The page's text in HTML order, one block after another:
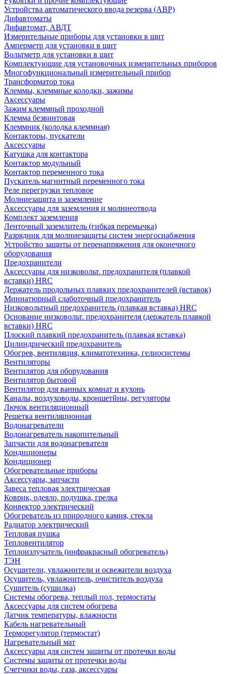
Устройства автоматического ввода резерва (АВР)
Дифавтоматы
Дифавтомат, АВДТ
Измерительные приборы для установки в щит
Амперметр для установки в щит
Вольтметр для установки в щит
Комплектующие для установочных измерительных приборов
Многофункциональный измерительный прибор
Трансформатор тока
Клеммы, клеммные колодки, зажимы
Аксессуары
Зажим клеммный проходной
Клемма безвинтовая
Клеммник (колодка клеммная)
Контакторы, пускатели
Аксессуары
Катушка для контактора
Контактор модульный
Контактор переменного тока
Пускатель магнитный переменного тока
Реле перегрузки тепловое
Молниезащита и заземление
Аксессуары для заземления и молниеотвода
Комплект заземления
Ленточный заземлитель (гибкая перемычка)
Разрядник для молниезащиты систем энергоснабжения
Устройство защиты от перенапряжения для оконечного
оборудования
Предохранители
Аксессуары для низковольт. предохранителя (плавкой
вставки) HRC
Держатель продольных плавких предохранителей (вставок)
Миниатюрный слаботочный предохранитель
Низковольтный предохранитель (плавкая вставка) HRC
Основание низковольт. предохранителя (держатель плавкой
вставки) HRC
Плоский плавкий предохранитель (плавкая вставка)
Цилиндрический предохранитель
Обогрев, вентиляция, климатотехника, гелиосистемы
Вентиляторы
Вентилятор для оборудования
Вентилятор бытовой
Вентилятор для ванных комнат и кухонь
Каналы, воздуховоды, кроншетйны, регуляторы
Лючок вентиляционный
Решетка вентиляционная
Водонагреватели
Водонагреватель накопительный
Запчасти для водонагревателя
Кондиционеры
Кондиционер
Обогревательные приборы
Аксессуары, запчасти
Завеса тепловая электрическая
Коврик, одеяло, подушка, грелка
Конвектор электрический
Обогреватель из природного камня, стекла
Радиатор электрический
Тепловая пушка
Тепловентилятор
Теплоизлучатель (инфракрасный обогреватель)
ТЭН
Осушители, увлажнители и освежители воздуха
Осушитель, увлажнитель, очиститель воздуха
Сушитель (сушилка)
Системы обогрева, теплый пол, термостаты
Аксессуары для систем обогрева
Датчик температуры, влажности
Кабель нагревательный
Терморегулятор (термостат)
Нагревательный мат
Аксессуары для систем защиты от протечки воды
Системы защиты от протечки воды
Счетчики воды, газа, аксессуары